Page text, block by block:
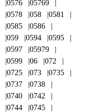
0576
05769
0578 058
0581
0585
0586
059 0594
0595
0597
05979
0599 06
072
0725 073
0735
0737
0738
0740
0742
0744
0745